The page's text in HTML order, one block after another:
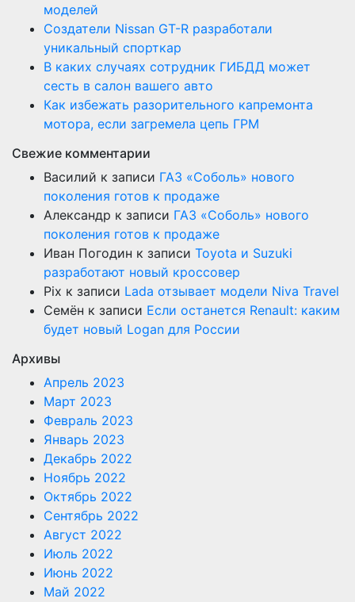
моделей
Создатели Nissan GT-R разработали
уникальный спорткар
В каких случаях сотрудник ГИБДД может
сесть в салон вашего авто
Как избежать разорительного капремонта
мотора, если загремела цепь ГРМ
Свежие комментарии
Василий к записи ГАЗ «Соболь» нового
поколения готов к продаже
Александр к записи ГАЗ «Соболь» нового
поколения готов к продаже
Иван Погодин к записи Toyota и Suzuki
разработают новый кроссовер
Pix к записи Lada отзывает модели Niva Travel
Семён к записи Если останется Renault: каким
будет новый Logan для России
Архивы
Апрель 2023
Март 2023
Февраль 2023
Январь 2023
Декабрь 2022
Ноябрь 2022
Октябрь 2022
Сентябрь 2022
Август 2022
Июль 2022
Июнь 2022
Май 2022